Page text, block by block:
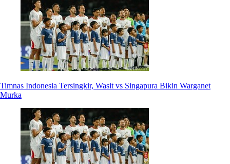
Timnas Indonesia Tersingkir, Wasit vs Singapura Bikin Warganet
Murka